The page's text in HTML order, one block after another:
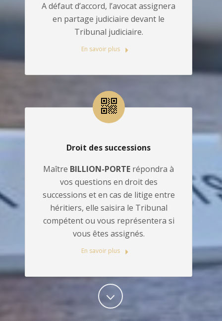
A défaut d’accord, l’avocat assignera
en partage judiciaire devant le
Tribunal judiciaire.
En savoir plus
Droit des successions
Maître BILLION-PORTE répondra à
vos questions en droit des
successions et en cas de litige entre
héritiers, elle saisira le Tribunal
compétent ou vous représentera si
vous êtes assignés.
En savoir plus